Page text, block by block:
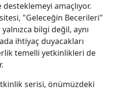
amaçlıyor.
"Geleceğin Becerileri"
bilgi değil, aynı
ihtiyaç duyacakları
temelli yetkinlikleri de
serisi, önümüzdeki